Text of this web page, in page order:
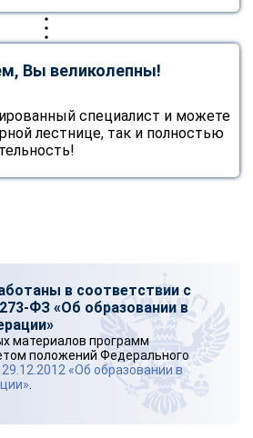
Вы великолепны!
специалист и можете
лестнице, так и полностью
в соответствии с
ФЗ «Об образовании в
материалов программ
положений Федерального
«Об образовании в